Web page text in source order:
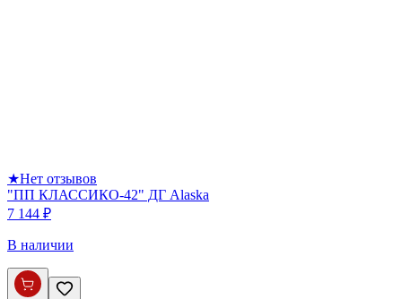
★Нет отзывов
"ПП КЛАССИКО-42" ДГ Alaska
7 144 ₽
В наличии